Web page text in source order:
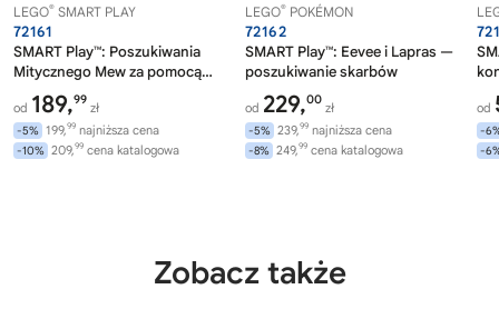
LEGO® SMART PLAY
72161
SMART Play™: Poszukiwania
Mitycznego Mew za pomocą
drona
od 189,99
zł
-5% 199,99 najniższa cena
-10% 209,99 cena katalogowa
LEGO® POKÉMON
72162
SMART Play™: Eevee i Lapras —
poszukiwanie skarbów
od 229,00
zł
-5% 239,99 najniższa cena
-8% 249,99 cena katalogowa
od
-
-
Zobacz także